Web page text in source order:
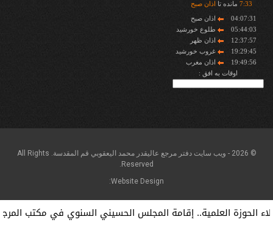
7:33 مانده تا اذان صبح
04:07:31
اذان صبح
05:44:03
طلوع خورشید
12:37:57
اذان ظهر
19:29:45
غروب خورشید
19:49:56
اذان مغرب
اوقات به افق :
© 2026 - ويب سايت دفتر مرجع عاليقدر محمد اليعقوبي قم المقدسة. All Rights
Reserved.
Website Design:
العلمية.. إقامة المجلس الحسيني السنوي في مكتب المرجعية